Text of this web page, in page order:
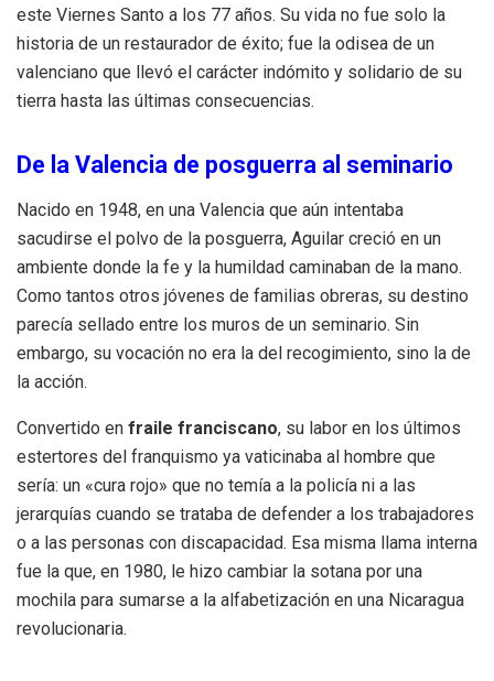
este Viernes Santo a los 77 años. Su vida no fue solo la
historia de un restaurador de éxito; fue la odisea de un
valenciano que llevó el carácter indómito y solidario de su
tierra hasta las últimas consecuencias.
De la Valencia de posguerra al seminario
Nacido en 1948, en una Valencia que aún intentaba
sacudirse el polvo de la posguerra, Aguilar creció en un
ambiente donde la fe y la humildad caminaban de la mano.
Como tantos otros jóvenes de familias obreras, su destino
parecía sellado entre los muros de un seminario. Sin
embargo, su vocación no era la del recogimiento, sino la de
la acción.
Convertido en fraile franciscano, su labor en los últimos
estertores del franquismo ya vaticinaba al hombre que
sería: un «cura rojo» que no temía a la policía ni a las
jerarquías cuando se trataba de defender a los trabajadores
o a las personas con discapacidad. Esa misma llama interna
fue la que, en 1980, le hizo cambiar la sotana por una
mochila para sumarse a la alfabetización en una Nicaragua
revolucionaria.